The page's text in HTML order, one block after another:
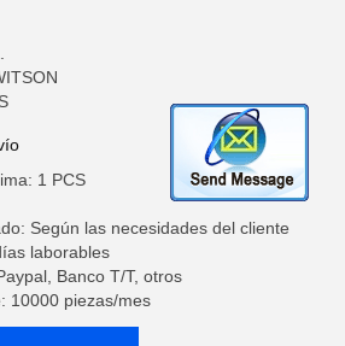
1 PCS
Según las necesidades del cliente
laborables
Banco T/T, otros
10000 piezas/mes